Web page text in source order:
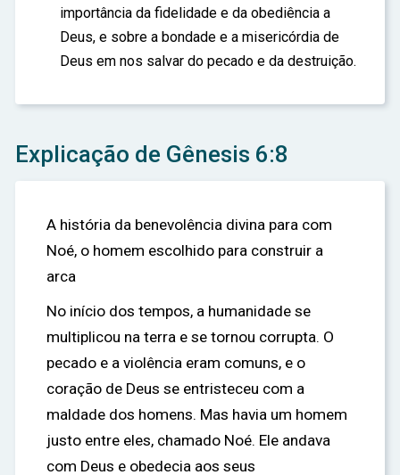
importância da fidelidade e da obediência a
Deus, e sobre a bondade e a misericórdia de
Deus em nos salvar do pecado e da destruição.
Explicação de Gênesis 6:8
A história da benevolência divina para com
Noé, o homem escolhido para construir a
arca
No início dos tempos, a humanidade se
multiplicou na terra e se tornou corrupta. O
pecado e a violência eram comuns, e o
coração de Deus se entristeceu com a
maldade dos homens. Mas havia um homem
justo entre eles, chamado Noé. Ele andava
com Deus e obedecia aos seus